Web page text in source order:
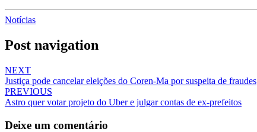
Notícias
Post navigation
NEXT
Justiça pode cancelar eleições do Coren-Ma por suspeita de fraudes
PREVIOUS
Astro quer votar projeto do Uber e julgar contas de ex-prefeitos
Deixe um comentário